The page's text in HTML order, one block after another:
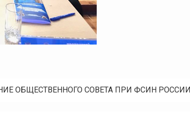
ОБЩЕСТВЕННОГО СОВЕТА ПРИ ФСИН РОССИИ